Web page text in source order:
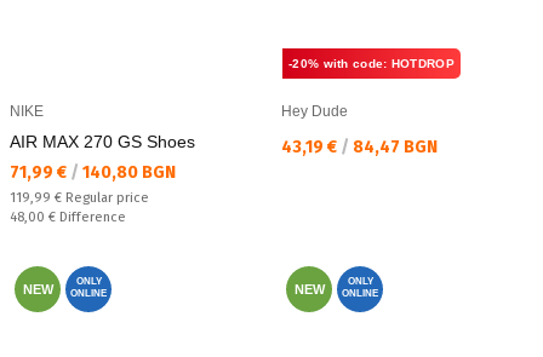
NIKE
AIR MAX 270 GS Shoes
Текуща цена:
71,99 € / 140,80 BGN
Regular price:
119,99 € Regular price
Спестявате:
48,00 € Difference
-20% with code: HOTDROP
Hey Dude
Текуща цена:
43,19 € / 84,47 BGN
NEW
ONLY
ONLINE
NEW
ONLY
ONLINE